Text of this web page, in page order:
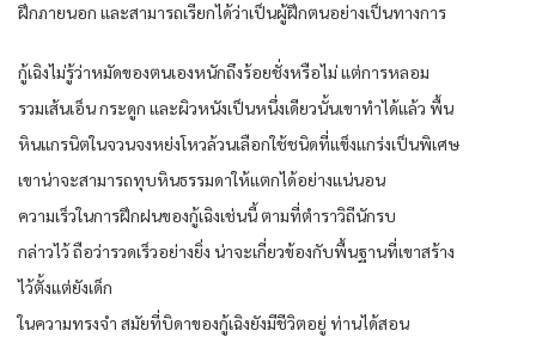
ฝึกภายนอก และสามารถเรียกได้ว่าเป็นผู้ฝึกตนอย่างเป็นทางการ
กู้เฉิงไม่รู้ว่าหมัดของตนเองหนักถึงร้อยชั่งหรือไม่ แต่การหลอม
รวมเส้นเอ็น กระดูก และผิวหนังเป็นหนึ่งเดียวนั้นเขาทำได้แล้ว พื้น
หินแกรนิตในจวนจงหย่งโหวล้วนเลือกใช้ชนิดที่แข็งแกร่งเป็นพิเศษ
เขาน่าจะสามารถทุบหินธรรมดาให้แตกได้อย่างแน่นอน
ความเร็วในการฝึกฝนของกู้เฉิงเช่นนี้ ตามที่ตำราวิถีนักรบ
กล่าวไว้ ถือว่ารวดเร็วอย่างยิ่ง น่าจะเกี่ยวข้องกับพื้นฐานที่เขาสร้าง
ไว้ตั้งแต่ยังเด็ก
ในความทรงจำ สมัยที่บิดาของกู้เฉิงยังมีชีวิตอยู่ ท่านได้สอน